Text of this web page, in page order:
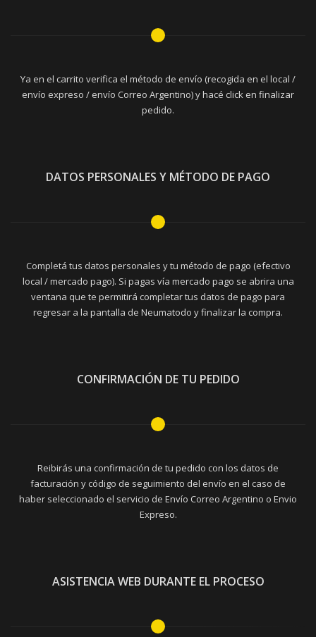
Ya en el carrito verifica el método de envío (recogida en el local /
envío expreso / envío Correo Argentino) y hacé click en finalizar
pedido.
DATOS PERSONALES Y MÉTODO DE PAGO
Completá tus datos personales y tu método de pago (efectivo
local / mercado pago). Si pagas vía mercado pago se abrira una
ventana que te permitirá completar tus datos de pago para
regresar a la pantalla de Neumatodo y finalizar la compra.
CONFIRMACIÓN DE TU PEDIDO
Reibirás una confirmación de tu pedido con los datos de
facturación y código de seguimiento del envío en el caso de
haber seleccionado el servicio de Envío Correo Argentino o Envio
Expreso.
ASISTENCIA WEB DURANTE EL PROCESO